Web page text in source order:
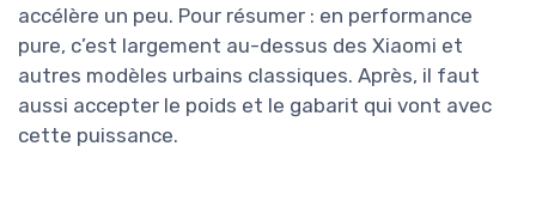
accélère un peu. Pour résumer : en performance
pure, c’est largement au-dessus des Xiaomi et
autres modèles urbains classiques. Après, il faut
aussi accepter le poids et le gabarit qui vont avec
cette puissance.